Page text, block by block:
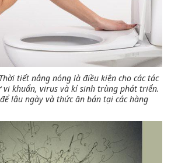
tiết nắng nóng là điều kiện cho các tác
vi khuẩn, virus và kí sinh trùng phát triển.
lâu ngày và thức ăn bán tại các hàng